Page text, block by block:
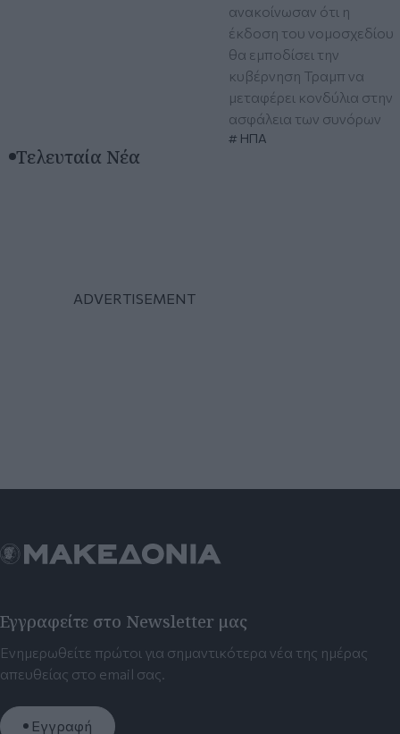
ανακοίνωσαν ότι η
έκδοση του νομοσχεδίου
θα εμποδίσει την
κυβέρνηση Τραμπ να
μεταφέρει κονδύλια στην
ασφάλεια των συνόρων
ΗΠΑ
Τελευταία Νέα
Εγγραφείτε στο Newsletter μας
Ενημερωθείτε πρώτοι για σημαντικότερα νέα της ημέρας
απευθείας στο email σας.
Εγγραφή